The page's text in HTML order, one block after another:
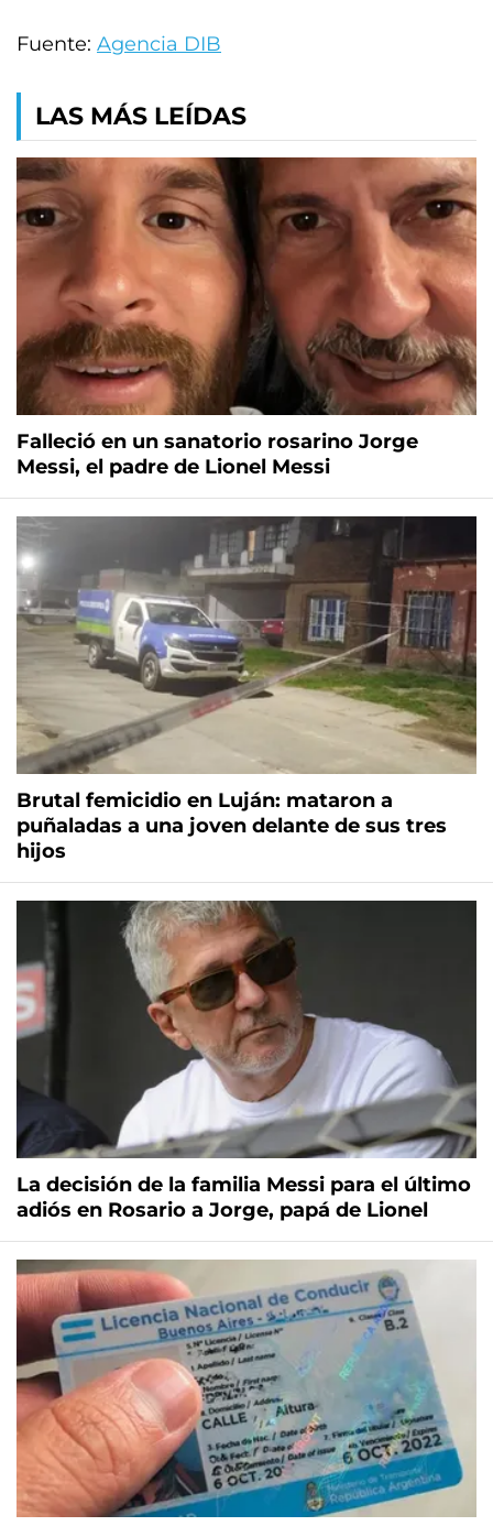
Fuente: Agencia DIB
LAS MÁS LEÍDAS
Falleció en un sanatorio rosarino Jorge
Messi, el padre de Lionel Messi
Brutal femicidio en Luján: mataron a
puñaladas a una joven delante de sus tres
hijos
La decisión de la familia Messi para el último
adiós en Rosario a Jorge, papá de Lionel